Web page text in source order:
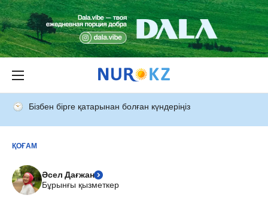
Бізбен бірге қатарынан болған күндеріңіз
ҚОҒАМ
Әсел Дағжан
Бұрынғы қызметкер